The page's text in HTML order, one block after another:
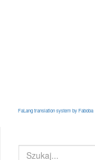
FaLang translation system by Faboba